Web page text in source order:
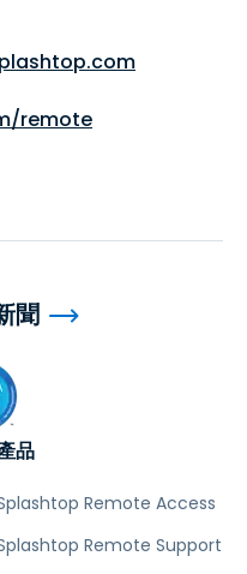
remote
品
Remote Access
Remote Support
聞